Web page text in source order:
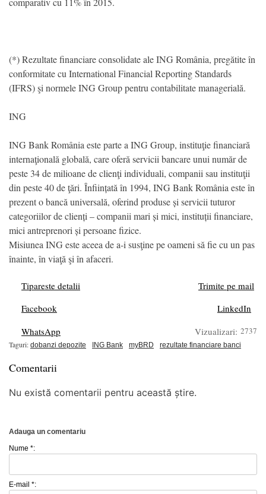
(*) Rezultate financiare consolidate ale ING România, pregătite în
conformitate cu International Financial Reporting Standards
(IFRS) şi normele ING Group pentru contabilitate managerială.
ING
ING Bank România este parte a ING Group, instituţie financiară
internaţională globală, care oferă servicii bancare unui număr de
peste 34 de milioane de clienţi individuali, companii sau instituţii
din peste 40 de ţări. Înființată în 1994, ING Bank România este în
prezent o bancă universală, oferind produse și servicii tuturor
categoriilor de clienți – companii mari și mici, instituții financiare,
mici antreprenori și persoane fizice.
Misiunea ING este aceea de a-i susţine pe oameni să fie cu un pas
înainte, în viaţă şi în afaceri.
Tipareste detalii
Trimite pe mail
Facebook
LinkedIn
WhatsApp
Vizualizari: 2737
Taguri: dobanzi depozite ING Bank myBRD rezultate financiare banci
Comentarii
Nu există comentarii pentru această știre.
Adauga un comentariu
Nume *:
E-mail *: